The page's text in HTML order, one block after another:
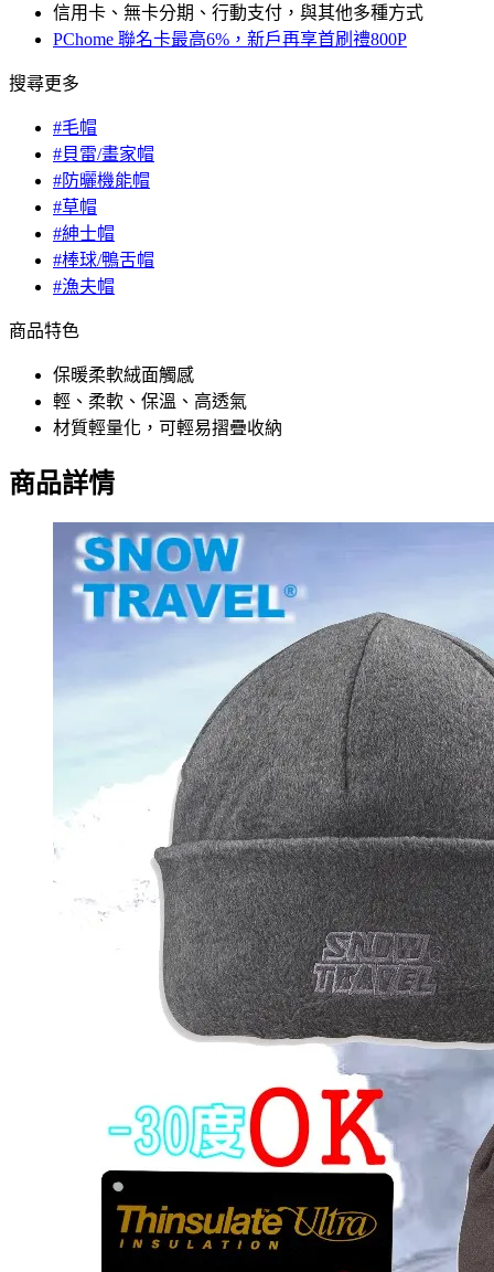
信用卡、無卡分期、行動支付，與其他多種方式
PChome 聯名卡最高6%，新戶再享首刷禮800P
搜尋更多
#毛帽
#貝雷/畫家帽
#防曬機能帽
#草帽
#紳士帽
#棒球/鴨舌帽
#漁夫帽
商品特色
保暖柔軟絨面觸感
輕、柔軟、保溫、高透氣
材質輕量化，可輕易摺疊收納
商品詳情